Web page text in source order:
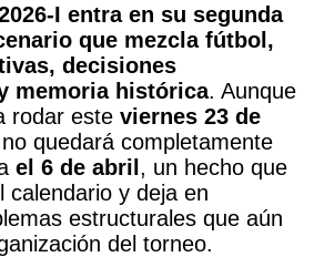
I entra en su segunda
que mezcla fútbol,
decisiones
memoria histórica. Aunque
rodar este viernes 23 de
quedará completamente
el 6 de abril , un hecho que
calendario y deja en
estructurales que aún
del torneo.